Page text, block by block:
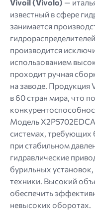
Vivoil (Vivolo) —
известный в сфере
занимается
производится
использованием
проходит ручная
на заводе. Продукция
в 60 стран мира, что
Модель
системах, требующих
при стабильном
гидравлические
бурильных
техники. Высокий
обеспечить
невысоких оборотах.